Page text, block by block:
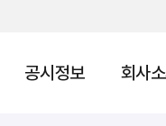
공시정보 회사